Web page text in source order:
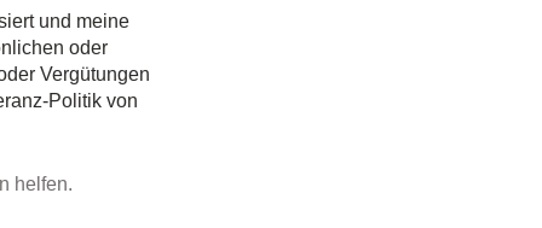
und meine
oder
Vergütungen
Politik von
helfen.